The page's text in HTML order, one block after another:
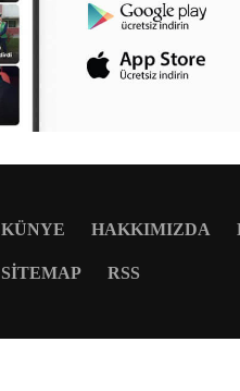
KÜNYE HAKKIMIZDA
SITEMAP RSS